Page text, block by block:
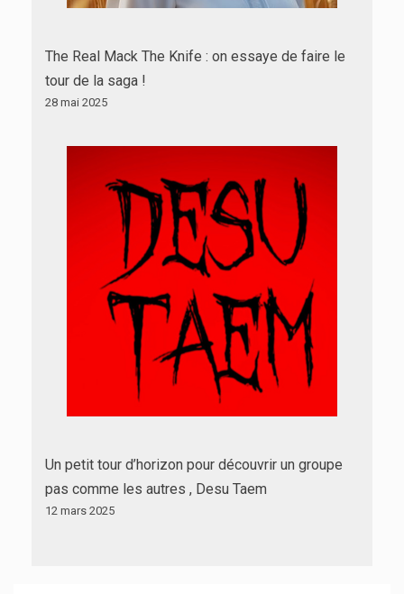
The Real Mack The Knife : on essaye de faire le
tour de la saga !
28 mai 2025
Un petit tour d’horizon pour découvrir un groupe
pas comme les autres , Desu Taem
12 mars 2025